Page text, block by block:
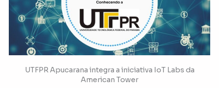
UTFPR Apucarana integra a iniciativa IoT Labs da
American Tower